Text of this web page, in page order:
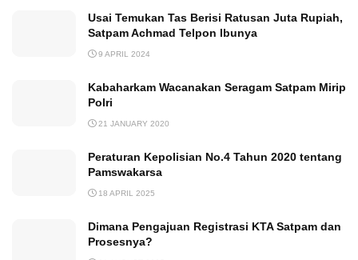
Usai Temukan Tas Berisi Ratusan Juta Rupiah,
Satpam Achmad Telpon Ibunya
9 APRIL 2024
Kabaharkam Wacanakan Seragam Satpam Mirip
Polri
21 JANUARY 2020
Peraturan Kepolisian No.4 Tahun 2020 tentang
Pamswakarsa
18 APRIL 2025
Dimana Pengajuan Registrasi KTA Satpam dan
Prosesnya?